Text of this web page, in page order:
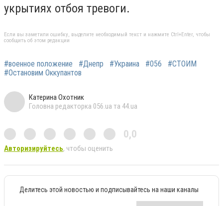
укрытиях отбоя тревоги.
Если вы заметили ошибку, выделите необходимый текст и нажмите Ctrl+Enter, чтобы
сообщить об этом редакции
#военное положение #Днепр #Украина #056
#СТОИМ
#Остановим Оккупантов
Катерина Охотник
Головна редакторка 056.ua та 44.ua
0,0
Авторизируйтесь, чтобы оценить
Делитесь этой новостью и подписывайтесь на наши каналы